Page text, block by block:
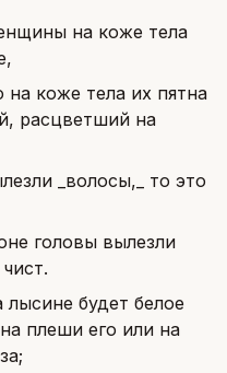
на коже тела
коже тела их пятна
расцветший на
_волосы,_ то это
головы вылезли
будет белое
плеши его или на